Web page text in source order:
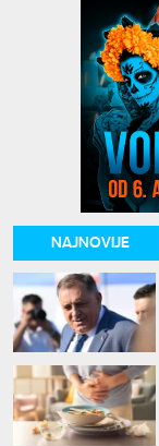
NAJNOVIJE